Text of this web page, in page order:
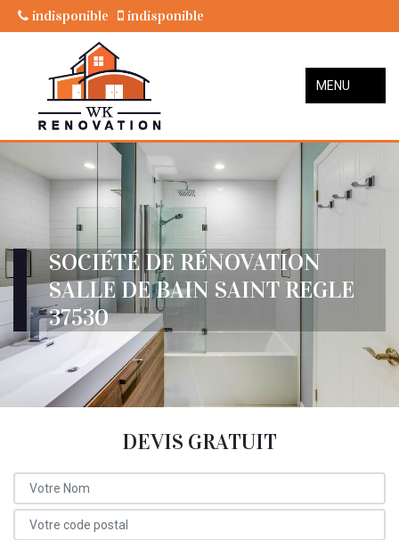
indisponible indisponible
MENU
SOCIÉTÉ DE RÉNOVATION
SALLE DE BAIN SAINT REGLE
37530
DEVIS GRATUIT